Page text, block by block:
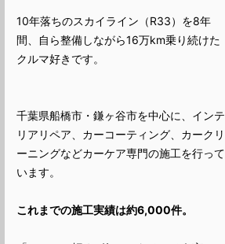
10年落ちのスカイライン（R33）を8年
間、自ら整備しながら16万km乗り続けた
クルマ好きです。
千葉県船橋市・鎌ヶ谷市を中心に、インテ
リアリペア、カーコーティング、カークリ
ーニングなどカーケア専門の施工を行って
います。
これまでの施工実績は約6,000件。